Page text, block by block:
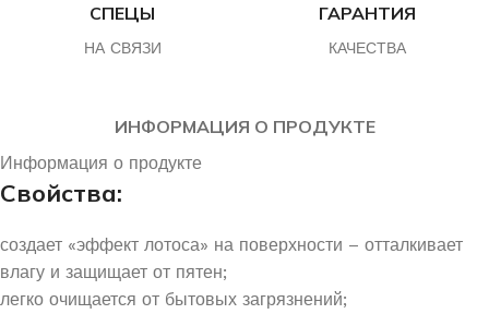
СПЕЦЫ
НА СВЯЗИ
ГАРАНТИЯ
КАЧЕСТВА
ИНФОРМАЦИЯ О ПРОДУКТЕ
Информация о продукте
Свойства:
создает «эффект лотоса» на поверхности – отталкивает
влагу и защищает от пятен;
легко очищается от бытовых загрязнений;